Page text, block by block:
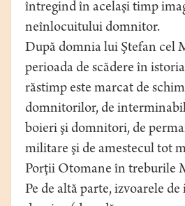
întregind în acelaşi timp
neînlocuitului domnitor.
După domnia lui Ştefan cel
perioada de scădere în
răstimp este marcat de
domnitorilor, de
boieri şi domnitori, de
militare şi de amestecul tot
Porţii Otomane în treburile
Pe de altă parte, izvoarele